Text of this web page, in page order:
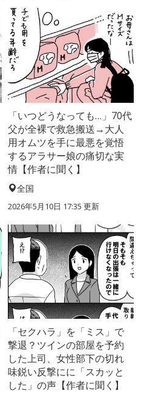
「いつどうなっても…」70代
父が全裸で救急搬送→大人
用オムツを手に最悪を覚悟
するアラサー娘の痛切な実
情【作者に聞く】
全国
2026年5月10日 17:35 更新
「セクハラ」を「ミス」で
撃退？ツインの部屋を予約
した上司、女性部下の切れ
味鋭い反撃にに「スカッと
した」の声【作者に聞く】